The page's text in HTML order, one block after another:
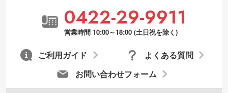
0422-29-9911
営業時間 10:00～18:00 (土日祝を除く)
お問い合わせフォーム
よくある質問
ご利用ガイド